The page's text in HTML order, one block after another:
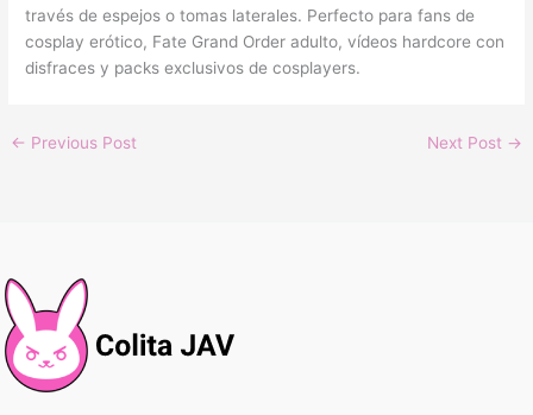
través de espejos o tomas laterales. Perfecto para fans de
cosplay erótico, Fate Grand Order adulto, vídeos hardcore con
disfraces y packs exclusivos de cosplayers.
← Previous Post Next Post →